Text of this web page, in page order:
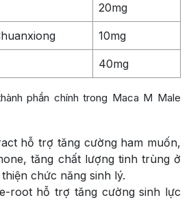
20mg
10mg
40mg
phần chính trong Maca M Male
hỗ trợ tăng cường ham muốn,
tăng chất lượng tinh trùng ở
chức năng sinh lý.
root hỗ trợ tăng cường sinh lực